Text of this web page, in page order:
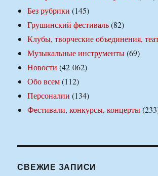
Без рубрики (145)
Грушинский фестиваль(82)
Клубы, творческие объединения,
Музыкальные инструменты(69)
Новости (42 062)
Обо всем(112)
Персоналии (134)
Фестивали, конкурсы, концерты
СВЕЖИЕ ЗАПИСИ